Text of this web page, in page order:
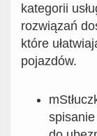
kategorii
rozwiązań
które
pojazdów.